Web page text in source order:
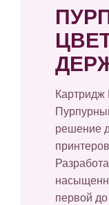
Картридж
решение
первой